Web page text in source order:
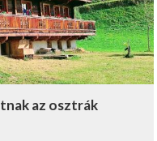
az osztrák